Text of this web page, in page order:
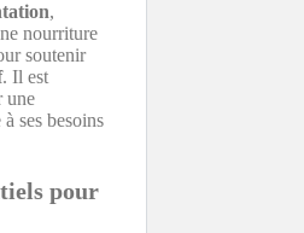
,
nourriture
soutenir
. Il est
une
ses besoins
pour